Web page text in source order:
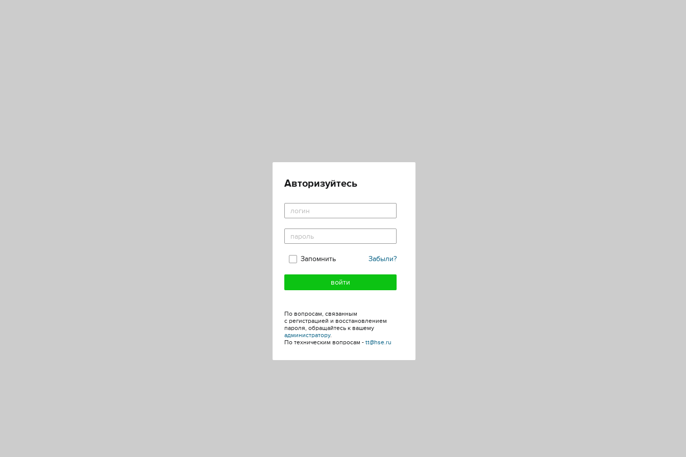
Авторизуйтесь
Забыли?
Запомнить
По вопросам, связанным
с регистрацией и восстановлением
пароля, обращайтесь к вашему
администратору.
По техническим вопросам - tt@hse.ru